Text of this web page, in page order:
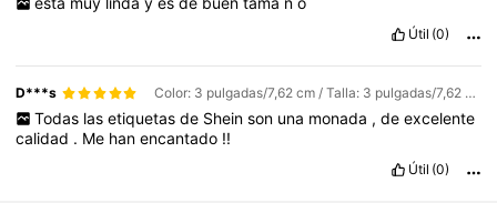
Útil (0)
D***s Color: 3 pulgadas/7,62 cm / Talla: 3 pulgadas/7,62 cm
Todas las etiquetas de Shein son una monada , de excelente
calidad . Me hanencantado !!
Útil (0)